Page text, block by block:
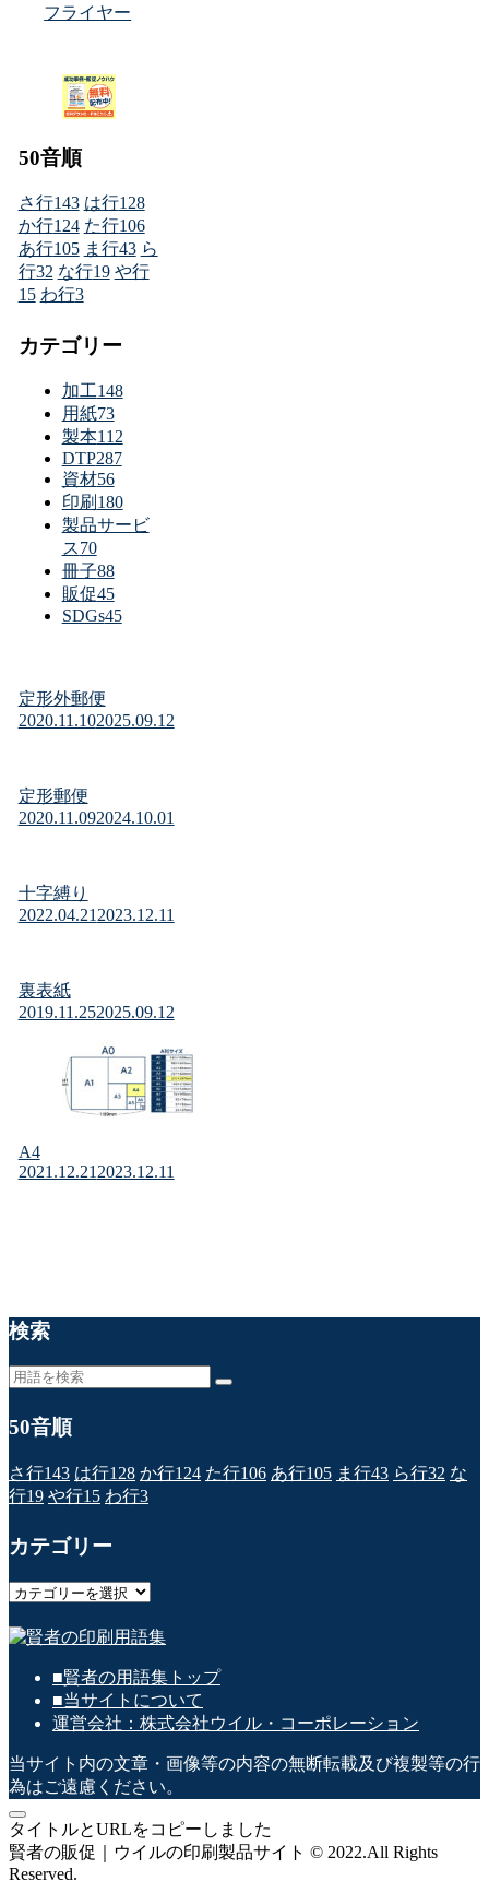
フライヤー
50音順
さ行143 は行128
か行124 た行106
あ行105 ま行43 ら
行32 な行19 や行
15 わ行3
カテゴリー
加工148
用紙73
製本112
DTP287
資材56
印刷 180
製品サービ
ス70
冊子88
販促45
SDGs45
定形外郵便
2020.11.102025.09.12
定形郵便
2020.11.092024.10.01
十字縛り
2022.04.21 2023.12.11
裏表紙
2019.11.252025.09.12
A4
2021.12.21 2023.12.11
検索
50音順
さ行143 は行128 か行124 た行106 あ行105 ま行43 ら行32 な
行19 や行15 わ行3
カテゴリー
カ
ゴ
■賢者の用語集トップ
■当サイトについて
運営会社：株式会社ウイル・コーポレーション
当サイト内の文章・画像等の内容の無断転載及び複製等の行
為はご遠慮ください。
タイトルとURLをコピーしました
賢者の販促｜ウイルの印刷製品サイト © 2022.All Rights
Reserved.